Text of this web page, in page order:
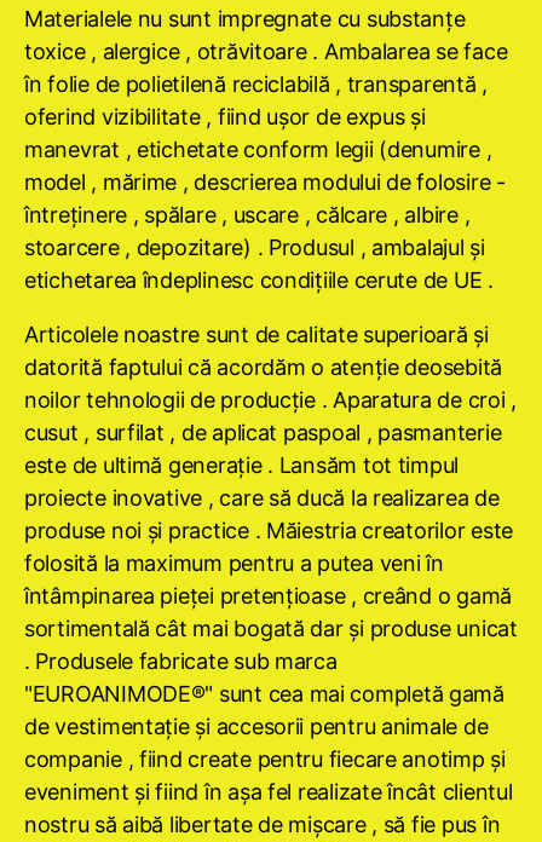
Materialele nu sunt impregnate cu substanţe
toxice , alergice , otrăvitoare . Ambalarea se face
în folie de polietilenă reciclabilă , transparentă ,
oferind vizibilitate , fiind uşor de expus şi
manevrat , etichetate conform legii (denumire ,
model , mărime , descrierea modului de folosire -
întreţinere , spălare , uscare , călcare , albire ,
stoarcere , depozitare) . Produsul , ambalajul şi
etichetarea îndeplinesc condiţiile cerute de UE .
Articolele noastre sunt de calitate superioară şi
datorită faptului că acordăm o atenţie deosebită
noilor tehnologii de producţie . Aparatura de croi ,
cusut , surfilat , de aplicat paspoal , pasmanterie
este de ultimă generaţie . Lansăm tot timpul
proiecte inovative , care să ducă la realizarea de
produse noi şi practice . Măiestria creatorilor este
folosită la maximum pentru a putea veni în
întâmpinarea pieţei pretenţioase , creând o gamă
sortimentală cât mai bogată dar şi produse unicat
. Produsele fabricate sub marca
"EUROANIMODE®" sunt cea mai completă gamă
de vestimentaţie şi accesorii pentru animale de
companie , fiind create pentru fiecare anotimp şi
eveniment şi fiind în aşa fel realizate încât clientul
nostru să aibă libertate de mişcare , să fie pus în